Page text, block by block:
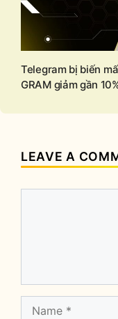
Telegram bị biến
GRAM giảm gần
LEAVE A
Name